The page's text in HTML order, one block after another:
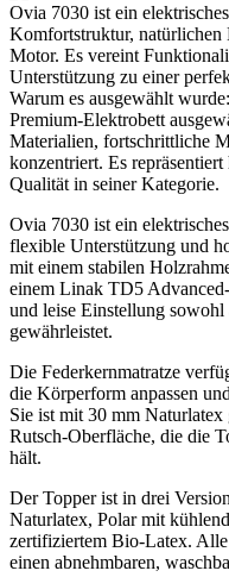
Ovia 7030 ist ein
Komfortstruktur, natürlichen
Motor. Es vereint
Unterstützung zu einer
Warum es ausgewählt
Premium-Elektrobett
Materialien, fortschrittliche
konzentriert. Es
Qualität in seiner Kategorie.
Ovia 7030 ist ein
flexible Unterstützung und
mit einem stabilen
einem Linak TD5
und leise Einstellung
gewährleistet.
Die Federkernmatratze
die Körperform anpassen
Sie ist mit 30 mm
Rutsch-Oberfläche, die die
hält.
Der Topper ist in drei
Naturlatex, Polar mit
zertifiziertem Bio-Latex. Alle
einen abnehmbaren,